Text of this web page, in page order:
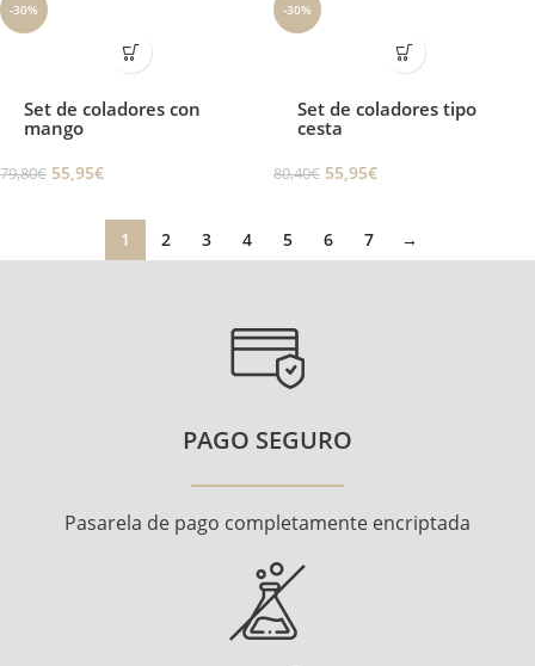
-30%
Set de coladores con
mango
79,80€ 55,95€
-30%
Set de coladores tipo
cesta
80,40€ 55,95€
1 2 3 4 5 6 7 →
PAGO SEGURO
Pasarela de pago completamente encriptada